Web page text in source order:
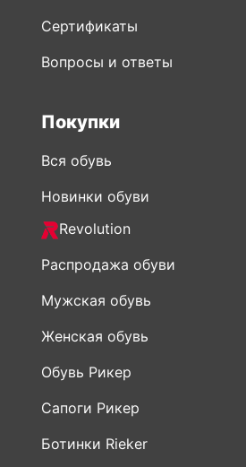
Сертификаты
Вопросы и ответы
Покупки
Вся обувь
Новинки обуви
Revolution
Распродажа обуви
Мужская обувь
Женская обувь
Обувь Рикер
Сапоги Рикер
Ботинки Rieker